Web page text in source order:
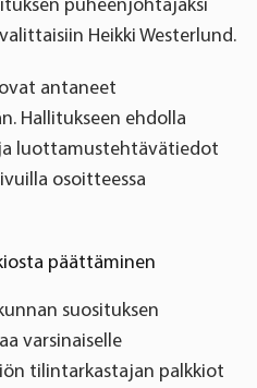
Heikki Westerlund.
antaneet
Hallitukseen ehdolla
luottamustehtävätiedot
osoitteessa
päättäminen
suosituksen
varsinaiselle
tilintarkastajan palkkiot